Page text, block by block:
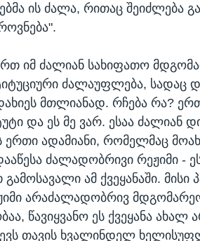
ის ძალა, რითაც შეიძლება
იმ ძალიან სახიფათო
ძალაუფლება, სადაც
მთლიანად. რჩება რა?
და ეს მე ვარ. ესაა ძალიან
ერთი ადამიანი, რომელმაც
ძალადობრივი რეჟიმი -
ამ ქვეყანაში. მისი
არაძალადობრივ
წავიყვანო ეს ქვეყანა
თავის ხვალინდელ